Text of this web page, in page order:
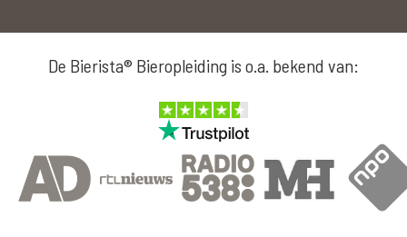
De Bierista® Bieropleiding is o.a. bekend van: